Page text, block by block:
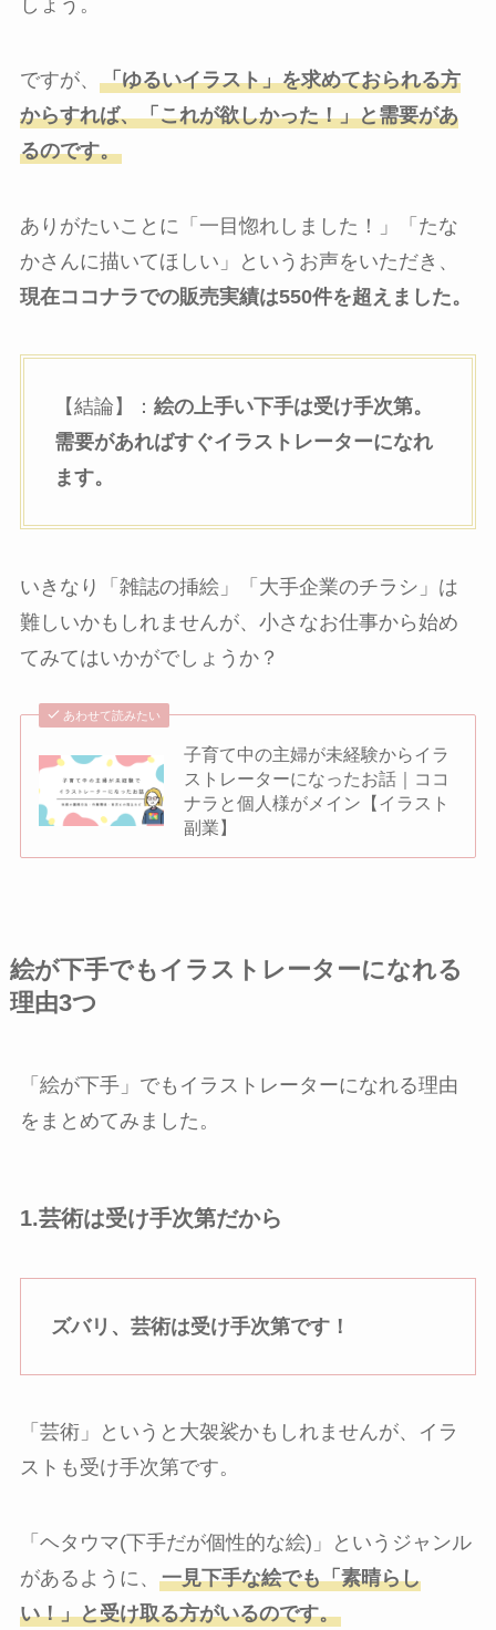
しょう。
ですが、 「ゆるいイラスト」を求めておられる方
からすれば、「これが欲しかった！」と需要があ
るのです。
ありがたいことに「一目惚れしました！」「たな
かさんに描いてほしい」というお声をいただき、
現在ココナラでの販売実績は550件を超えました。
【結論】： 絵の上手い下手は受け手次第。
需要があればすぐイラストレーターになれ
ます。
いきなり「雑誌の挿絵」「大手企業のチラシ」は
難しいかもしれませんが、小さなお仕事から始め
てみてはいかがでしょうか？
あわせて読みたい
子育て中の主婦が未経験からイラ
ストレーターになったお話｜ココ
ナラと個人様がメイン【イラスト
副業】
絵が下手でもイラストレーターになれる
理由3つ
「絵が下手」でもイラストレーターになれる理由
をまとめてみました。
1.芸術は受け手次第だから
ズバリ、芸術は受け手次第です！
「芸術」というと大袈裟かもしれませんが、イラ
ストも受け手次第です。
「ヘタウマ(下手だが個性的な絵)」というジャンル
があるように、 一見下手な絵でも「素晴らし
い！」と受け取る方がいるのです。